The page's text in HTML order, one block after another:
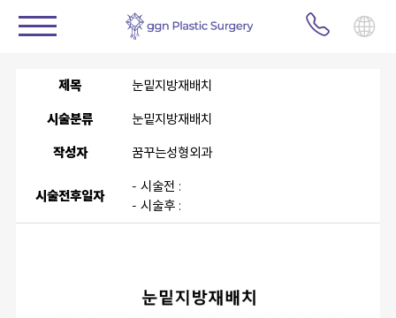
제목 눈밑지방재배치
시술분류 눈밑지방재배치
작성자 꿈꾸는성형외과
시술전후일자
- 시술전 :
- 시술후 :